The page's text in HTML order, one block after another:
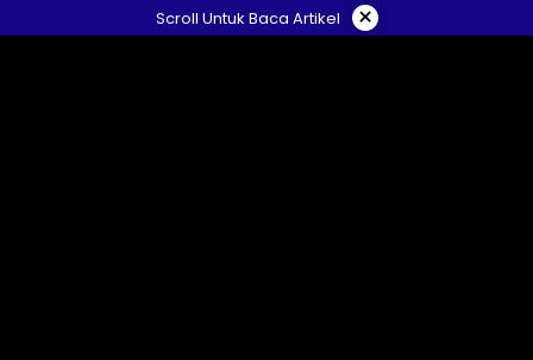
ke
Scroll Untuk Baca Artikel ×